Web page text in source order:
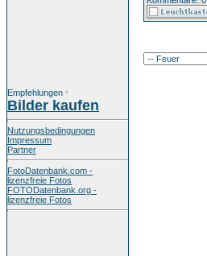
Empfehlungen *
Bilder kaufen
Nutzungsbedingungen
Impressum
Partner
FotoDatenbank.com -
lizenzfreie Fotos
FOTODatenbank.org -
lizenzfreie Fotos